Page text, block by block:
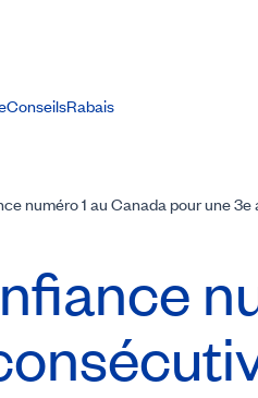
ConseilsRabais
numéro 1 au Canada pour une